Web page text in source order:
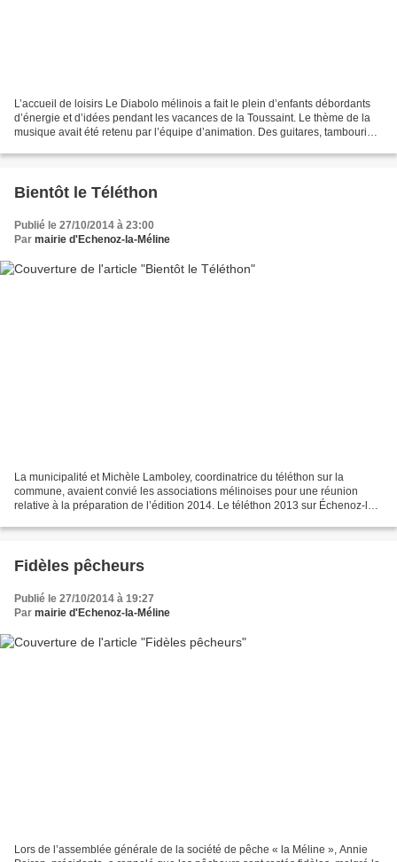
L’accueil de loisirs Le Diabolo mélinois a fait le plein d’enfants débordants
d’énergie et d’idées pendant les vacances de la Toussaint. Le thème de la
musique avait été retenu par l’équipe d’animation. Des guitares, tambourins,
Bientôt le Téléthon
Publié le 27/10/2014 à 23:00
Par mairie d'Echenoz-la-Méline
La municipalité et Michèle Lamboley, coordinatrice du téléthon sur la
commune, avaient convié les associations mélinoises pour une réunion
relative à la préparation de l’édition 2014. Le téléthon 2013 sur Échenoz-la-
Fidèles pêcheurs
Publié le 27/10/2014 à 19:27
Par mairie d'Echenoz-la-Méline
Lors de l’assemblée générale de la société de pêche « la Méline », Annie